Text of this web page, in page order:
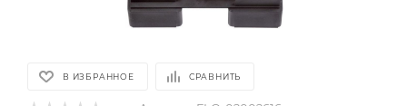
В ИЗБРАННОЕ СРАВНИТЬ